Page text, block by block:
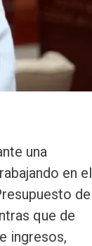
una
en el
de
que de
ingresos,